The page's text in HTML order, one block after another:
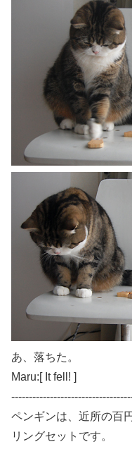
あ、落ちた。
Maru:[ It fell! ]
ペンギンは、近所の百
リングセットです。